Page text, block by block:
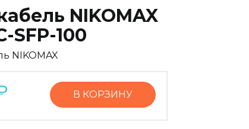
NIKOMAX
SFP-100
NIKOMAX
В КОРЗИНУ